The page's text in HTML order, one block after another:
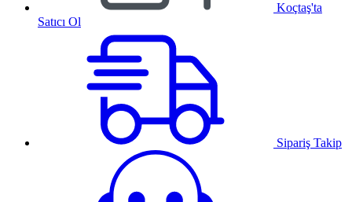
Koçtaş'ta
Satıcı Ol
Sipariş Takip